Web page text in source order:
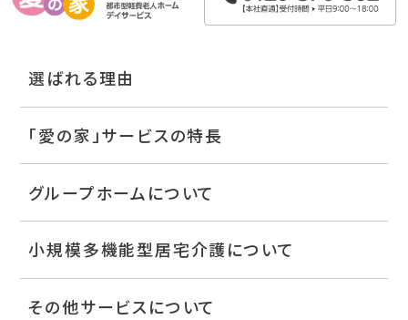
選ばれる理由
「愛の家」サービスの特長
グループホームについて
小規模多機能型居宅介護について
その他サービスについて